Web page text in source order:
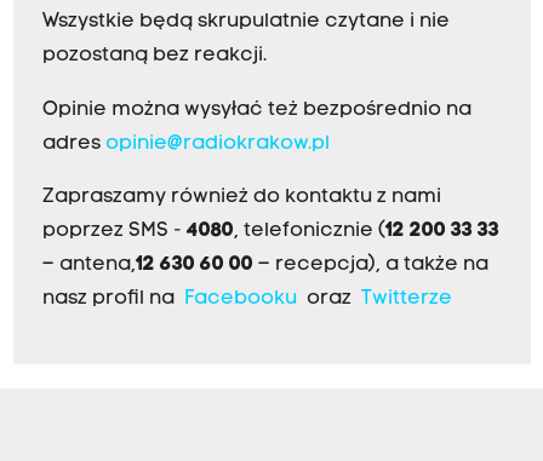
Wszystkie będą skrupulatnie czytane i nie
pozostaną bez reakcji.
Opinie można wysyłać też bezpośrednio na
adres opinie@radiokrakow.pl
Zapraszamy również do kontaktu z nami
poprzez SMS - 4080, telefonicznie (12 200 33 33
– antena,12 630 60 00 – recepcja), a także na
nasz profil na
Facebookuoraz Twitterze